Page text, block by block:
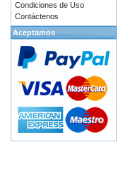
Condiciones de Uso
Contáctenos
Aceptamos